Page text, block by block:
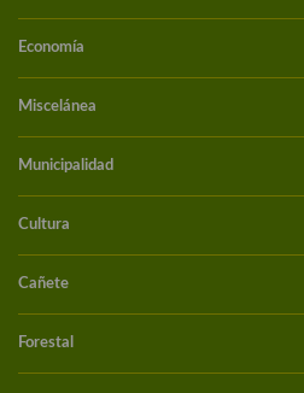
Economía
Miscelánea
Municipalidad
Cultura
Cañete
Forestal